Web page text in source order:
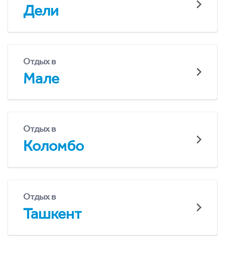
Дели
Отдых в
Мале
Отдых в
Коломбо
Отдых в
Ташкент